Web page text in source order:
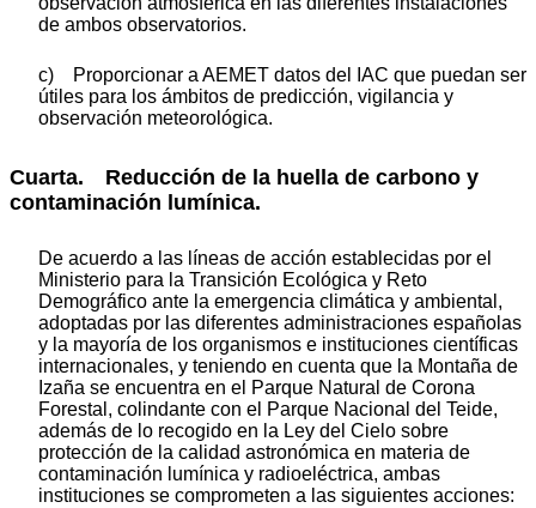
de ambos observatorios.
c) Proporcionar a AEMET datos del IAC que puedan ser
útiles para los ámbitos de predicción, vigilancia y
observación meteorológica.
Cuarta. Reducción de la huella de carbono y
contaminación lumínica.
De acuerdo a las líneas de acción establecidas por el
Ministerio para la Transición Ecológica y Reto
Demográfico ante la emergencia climática y ambiental,
adoptadas por las diferentes administraciones españolas
y la mayoría de los organismos e instituciones científicas
internacionales, y teniendo en cuenta que la Montaña de
Izaña se encuentra en el Parque Natural de Corona
Forestal, colindante con el Parque Nacional del Teide,
además de lo recogido en la Ley del Cielo sobre
protección de la calidad astronómica en materia de
contaminación lumínica y radioeléctrica, ambas
instituciones se comprometen a las siguientes acciones: